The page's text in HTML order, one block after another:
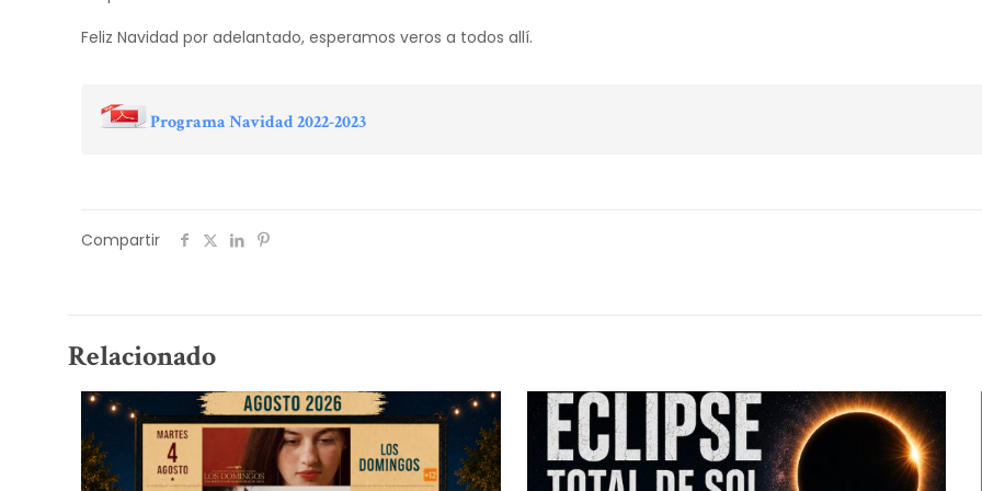
Feliz Navidad por adelantado, esperamos veros a todos allí.
Programa Navidad 2022-2023
Compartir
Relacionado